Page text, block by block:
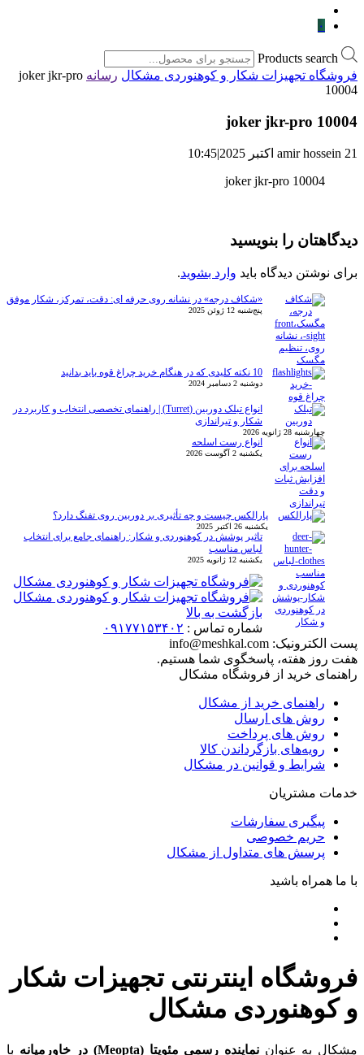
۰
Products search
فروشگاه تجهیزات شکار و کوهنوردی مشکال رسانه joker jkr-pro
10004
joker jkr-pro 10004
amir hossein 21 اکتبر 2025 |
10:45
joker jkr-pro 10004
دیدگاهتان را بنویسید
برای نوشتن دیدگاه باید وارد بشوید.
«شکاف درجه» در نشانه روی حرفه ای: دقت، تمرکز، شکار موفق
پنج‌شنبه 12 ژوئن 2025
10 نکته کلیدی که در هنگام خرید چراغ قوه باید بدانید
دوشنبه 2 دسامبر 2024
انواع تبلک دوربین (Turret) | راهنمای تخصصی انتخاب و کاربرد در
شکار و تیراندازی
چهارشنبه 28 ژانویه 2026
انواع رست اسلحه
یکشنبه 2 آگوست 2026
پارالکس چیست و چه تأثیری بر دوربین روی تفنگ دارد؟
یکشنبه 26 اکتبر 2025
تاثیر پوشش در کوهنوردی و شکار: راهنمای جامع برای انتخاب
لباس مناسب
یکشنبه 12 ژانویه 2025
بازگشت به بالا
شماره تماس : ۰۹۱۷۷۱۵۳۴۰۲
پست الکترونیک: info@meshkal.com
هفت روز هفته، پاسخگوی شما هستیم.
راهنمای خرید از فروشگاه مشکال
راهنمای خرید از مشکال
روش های ارسال
روش های پرداخت
رویه‌های بازگرداندن کالا
شرایط و قوانین در مشکال
خدمات مشتریان
پیگیری سفارشات
حریم خصوصی
پرسش های متداول از مشکال
با ما همراه باشید
فروشگاه اینترنتی تجهیزات شکار
و کوهنوردی مشکال
مشکال به عنوان نماینده رسمی مئوپتا (Meopta) در خاورمیانه با